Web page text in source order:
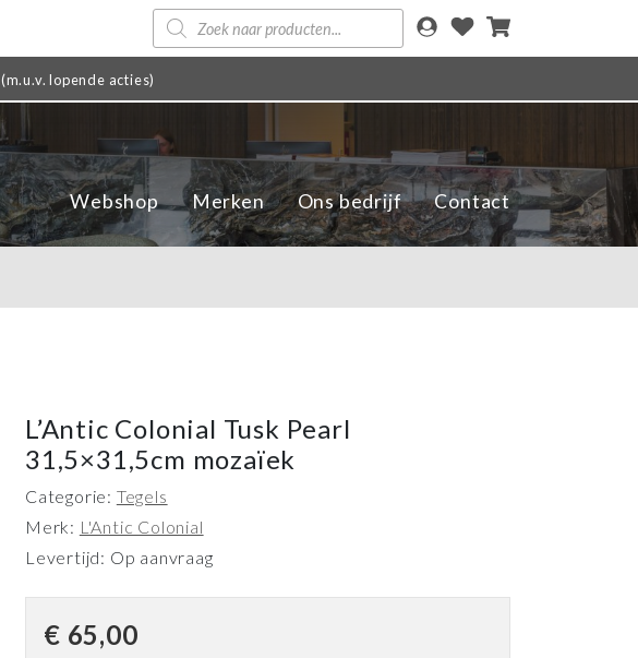
Producten
zoeken
(m.u.v. lopende acties)
Webshop Merken Ons bedrijf Contact
L’Antic Colonial Tusk Pearl
31,5×31,5cm mozaïek
Categorie: Tegels
Merk: L'Antic Colonial
Levertijd: Op aanvraag
€ 65,00